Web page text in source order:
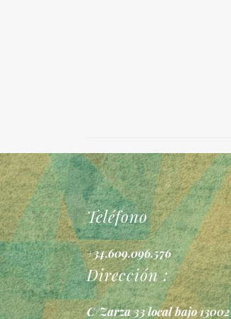
Teléfono
+34.609.096.576
Dirección :
C/Zarza 33 local bajo 13002